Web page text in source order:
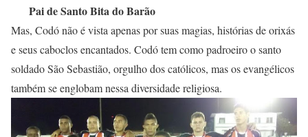
Pai de Santo Bita do Barão
Mas, Codó não é vista apenas por suas magias, histórias de orixás
e seus caboclos encantados. Codó tem como padroeiro o santo
soldado São Sebastião, orgulho dos católicos, mas os evangélicos
também se englobam nessa diversidade religiosa.